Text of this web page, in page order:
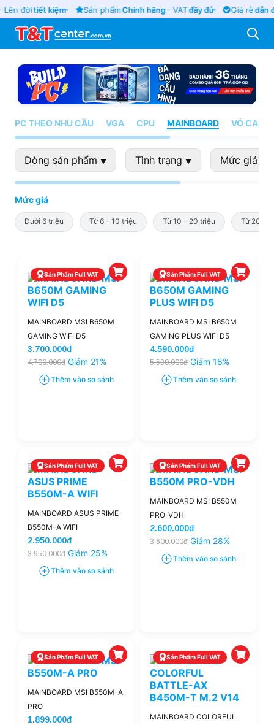
đờitiết kiệm Sản phẩmChính hãng- VATđầy đủ Giá rẻdẫn
PC THEO NHU CẦU VGA CPU MAINBOARD VỎ CASE
Dòng sản phẩm ▼ Tình trạng ▼ Mức giá
Mức giá
Dưới 6 triệu Từ 6 - 10 triệu Từ 10 - 20 triệu Từ 20 -
Sản Phẩm Full VAT
MAINBOARD MSI B650M
GAMING WIFI D5
3.700.000đ
4.700.000đ Giảm 21%
Thêm vào so sánh
Sản Phẩm Full VAT
MAINBOARD MSI B650M
GAMING PLUS WIFI D5
4.590.000đ
5.590.000đ Giảm 18%
Thêm vào so sánh
Sản Phẩm Full VAT
MAINBOARD ASUS PRIME
B550M-A WIFI
2.950.000đ
3.950.000đ Giảm 25%
Thêm vào so sánh
Sản Phẩm Full VAT
MAINBOARD MSI B550M
PRO-VDH
2.600.000đ
3.600.000đ Giảm 28%
Thêm vào so sánh
Sản Phẩm Full VAT
MAINBOARD MSI B550M-A
PRO
1.899.000đ
Sản Phẩm Full VAT
MAINBOARD COLORFUL